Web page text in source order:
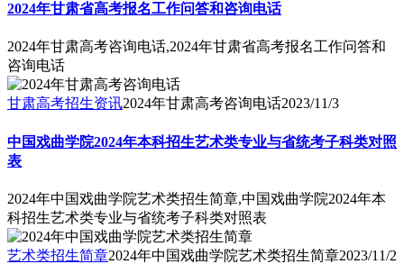
2024年甘肃省高考报名工作问答和咨询电话
2024年甘肃高考咨询电话,2024年甘肃省高考报名工作问答和
咨询电话
甘肃高考招生资讯2024年甘肃高考咨询电话2023/11/3
中国戏曲学院2024年本科招生艺术类专业与省统考子科类对照
表
2024年中国戏曲学院艺术类招生简章,中国戏曲学院2024年本
科招生艺术类专业与省统考子科类对照表
艺术类招生简章2024年中国戏曲学院艺术类招生简章2023/11/2